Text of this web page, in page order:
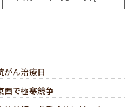
ん治療日
で極寒競争